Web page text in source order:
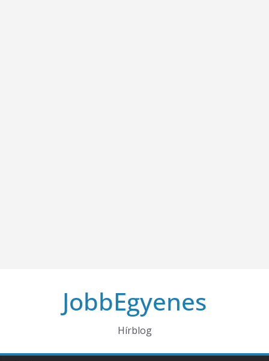
JobbEgyenes
Hírblog